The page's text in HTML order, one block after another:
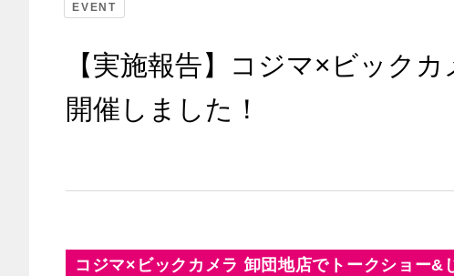
EVENT
【実施報告】コジマ×ビック
開催しました！
コジマ×ビックカメラ 卸団地店でトークショー&